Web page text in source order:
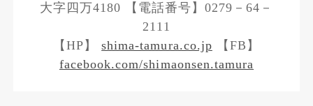
大字四万4180 【電話番号】0279－64－
2111
【HP】shima-tamura.co.jp 【FB】
facebook.com/shimaonsen.tamura